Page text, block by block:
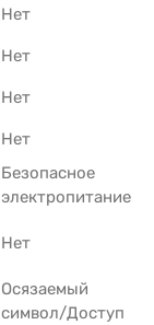
Нет
Нет
Нет
Нет
Безопасное
электропитание
Нет
Осязаемый
символ/Доступ